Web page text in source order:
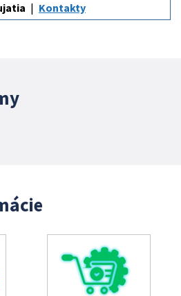
Kontakty